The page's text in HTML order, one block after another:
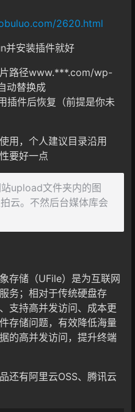
2620.html
并安装插件就好
路径www.***.com/wp-
动替换成
件后恢复（前提是你未
用，个人建议目录沿用
要好一点
upload文件夹内的图
云。不然后台媒体库会
存储（UFile）是为互联网
务；相对于传统硬盘存
支持高并发访问、成本更
存储问题，有效降低海量
的高并发访问，提升终端
还有阿里云OSS、腾讯云